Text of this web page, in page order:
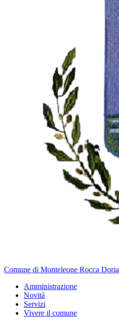
Comune di Monteleone Rocca Doria
Amministrazione
Novità
Servizi
Vivere il comune